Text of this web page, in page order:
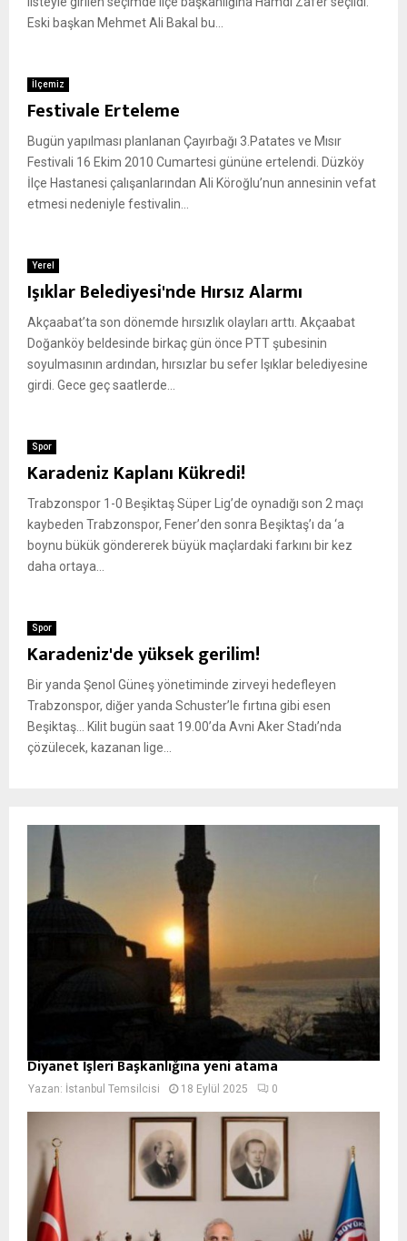
Eski başkan Mehmet Ali Bakal bu...
İlçemiz
Festivale Erteleme
Bugün yapılması planlanan Çayırbağı 3.Patates ve Mısır
Festivali 16 Ekim 2010 Cumartesi gününe ertelendi. Düzköy
İlçe Hastanesi çalışanlarından Ali Köroğlu’nun annesinin vefat
etmesi nedeniyle festivalin...
Yerel
Işıklar Belediyesi'nde Hırsız Alarmı
Akçaabat’ta son dönemde hırsızlık olayları arttı. Akçaabat
Doğanköy beldesinde birkaç gün önce PTT şubesinin
soyulmasının ardından, hırsızlar bu sefer Işıklar belediyesine
girdi. Gece geç saatlerde...
Spor
Karadeniz Kaplanı Kükredi!
Trabzonspor 1-0 Beşiktaş Süper Lig’de oynadığı son 2 maçı
kaybeden Trabzonspor, Fener’den sonra Beşiktaş’ı da ‘a
boynu bükük göndererek büyük maçlardaki farkını bir kez
daha ortaya...
Spor
Karadeniz'de yüksek gerilim!
Bir yanda Şenol Güneş yönetiminde zirveyi hedefleyen
Trabzonspor, diğer yanda Schuster’le fırtına gibi esen
Beşiktaş… Kilit bugün saat 19.00’da Avni Aker Stadı’nda
çözülecek, kazanan lige...
Diyanet İşleri Başkanlığına yeni atama
Yazan: İstanbul Temsilcisi 18 Eylül 2025 0